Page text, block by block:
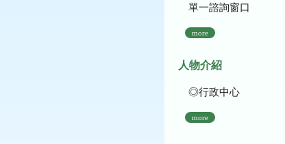
單一諮詢窗口
more
人物介紹
◎行政中心
more